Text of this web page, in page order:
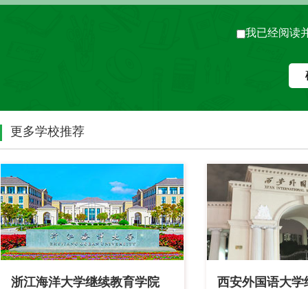
我已经阅读
更多学校推荐
浙江海洋大学继续教育学院 西安外国语大学